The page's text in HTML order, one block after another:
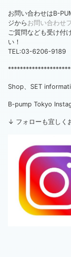
お問い合わせはB-
ジから お問い合わせ
ご質問なども受け付
い！
TEL:03-6206-9189
Shop、SET
B-pump Tokyo
↓ フォローも宜しく